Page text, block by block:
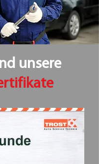
unsere